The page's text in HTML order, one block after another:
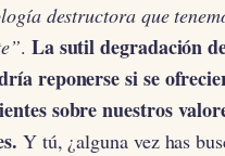
destructora que
. La sutil degradación
reponerse si se
sobre nuestros
Y tú, ¿alguna vez has